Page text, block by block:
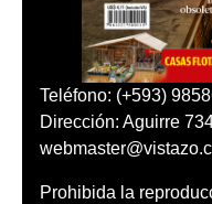
Teléfono: (+593)
Dirección: Aguirre
Prohibida la